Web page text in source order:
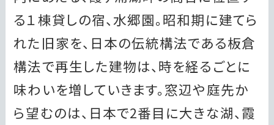
る１棟貸しの宿、水郷園。昭和期に建てら
れた旧家を、日本の伝統構法である板倉
構法で再生した建物は、時を経るごとに
味わいを増していきます。窓辺や庭先か
ら望むのは、日本で2番目に大きな湖、霞